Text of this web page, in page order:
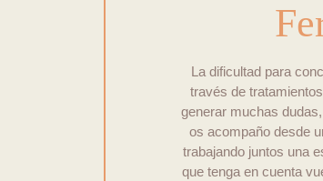
La dificultad para
través de
generar muchas
os acompaño desde
trabajando juntos una
que tenga en cuenta